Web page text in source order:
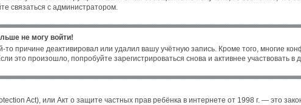
связаться с администратором.
не могу войти!
то причине деактивировал или удалил вашу учётную запись. Кроме того, многие
это произошло, попробуйте зарегистрироваться снова и активнее участвовать в
Act), или Акт о защите частных прав ребёнка в интернете от 1998 г. — это